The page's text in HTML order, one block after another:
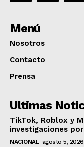
Menú
Nosotros
Contacto
Prensa
Ultimas
TikTok, Roblox y
investigaciones
NACIONAL agosto 5, 2026